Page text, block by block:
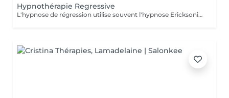
Hypnothérapie Regressive
L'hypnose de régression utilise souvent l'hypnose Ericksonienne pour atteindre un état de transe profonde. Avec de multiples métaphores et sous-entendus, l'hypnothérap. amène la personne vers ses vies antérieures ou une histoire précise de sa vie. De cette manière, la personne de 40 ans peut se retrouver à revivre des évènements quand elle en avait 10. Elle peut aussi être projetée à l'époque du Moyen Âge où dans une vie antérieure elle était une servante. Cette approche thérap. permet d'avoir accès à certains souvenirs verrouillés par le cerveau. En comprenant le passé ou les vies antérieures, il est parfois plus facile de comprendre la vie au présent. L'hypnose régressive permet de se libérer des souvenirs et des expériences du passé. Entraînée dans un état hypnotique profond grâce à un procédé de visualisation guidé par l'hypnothérap., la personne a accès à des informations qu'elle avait oubliées ou mises de côté. En résolvant des expériences de vie antérieure ou des souvenirs du passé, l'hypnothérap. permet au patient un mieux-être. Une séance d'hypnose de régression en revisualisant les vies antérieures ou le passé apporte au patient une compréhension : de son comportement ; de ses choix ; de ses façons d'interagir avec les autres. La personne va comprendre comment un évènement traumatisant peut avoir comme impact sur sa vie et ses mécanismes. En prenant conscience de cela, la personne peut alors débloquer une multitude de verrous et aller vers un mieux-être.